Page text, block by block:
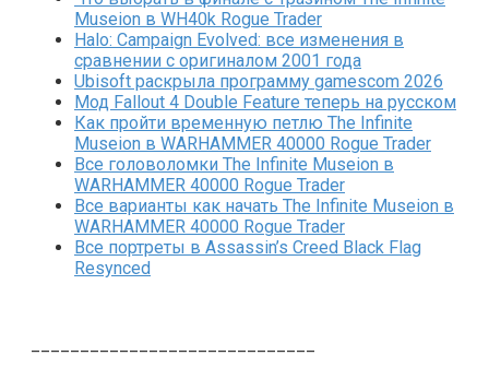
Museion в WH40k Rogue Trader
Halo: Campaign Evolved: все изменения в
сравнении с оригиналом 2001 года
Ubisoft раскрыла программу gamescom 2026
Мод Fallout 4 Double Feature теперь на русском
Как пройти временную петлю The Infinite
Museion в WARHAMMER 40000 Rogue Trader
Все головоломки The Infinite Museion в
WARHAMMER 40000 Rogue Trader
Все варианты как начать The Infinite Museion в
WARHAMMER 40000 Rogue Trader
Все портреты в Assassin’s Creed Black Flag
Resynced